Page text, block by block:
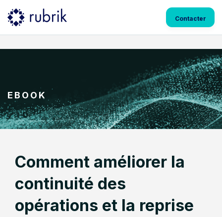
Contacter
EBOOK
Comment améliorer la
continuité des
opérations et la reprise